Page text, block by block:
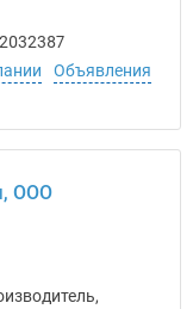
Объявления
ООО